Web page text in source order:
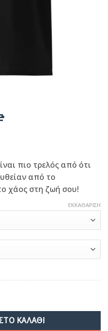
πιο τρελός από ότι
από το
χάος στη ζωή σου!
ΕΚΚΑΘΆΡΙΣΗ
ΚΑΛΆΘΙ